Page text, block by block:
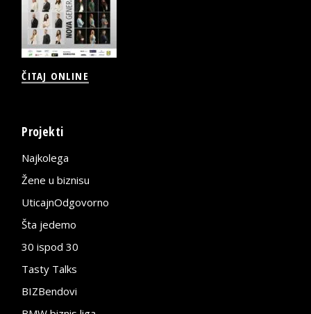
ČITAJ ONLINE
Projekti
Najkolega
Žene u biznisu
UticajnOdgovorno
Šta jedemo
30 ispod 30
Tasty Talks
BIZBendovi